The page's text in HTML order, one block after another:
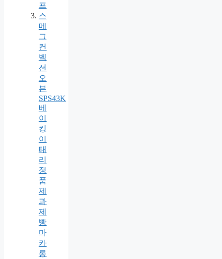
프
스
메
그
컨
벡
션
오
븐
SPS43K
베
이
킹
이
태
리
정
품
제
과
제
빵
마
카
롱